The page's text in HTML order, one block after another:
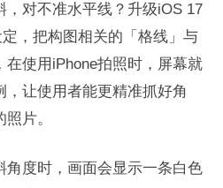
，对不准水平线？升级iOS 17
，把构图相关的「格线」与
在使用iPhone拍照时，屏幕就
让使用者能更精准抓好角
片。
角度时，画面会显示一条白色